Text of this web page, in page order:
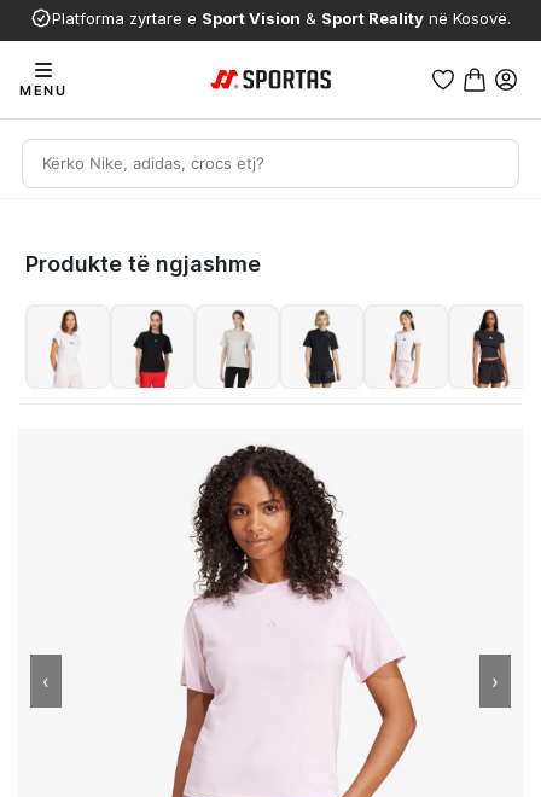
Platforma zyrtare e Sport Vision & Sport Reality në Kosovë.
MENU
Produkte të ngjashme
‹ ›